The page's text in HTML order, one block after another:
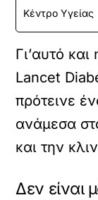
Κέντρο Υγείας
Γι’αυτό
Lancet
πρότεινε
ανάμεσα
και την
Δεν είναι